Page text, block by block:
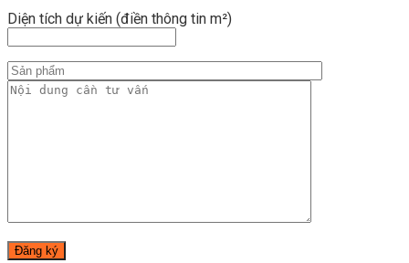
Diện tích dự kiến (điền thông tin m²)